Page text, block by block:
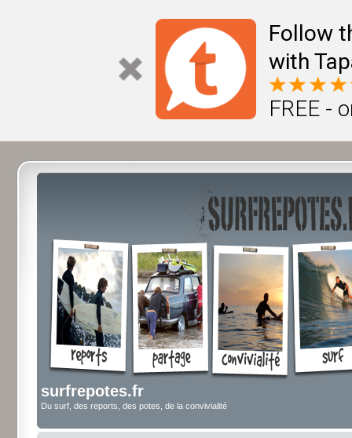
Follow
with
FREE -
surfrepotes.fr
Du surf, des reports, des potes, de la convivialité